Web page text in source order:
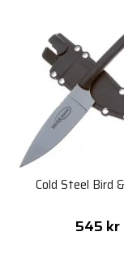
Cold Steel Bird
545 kr